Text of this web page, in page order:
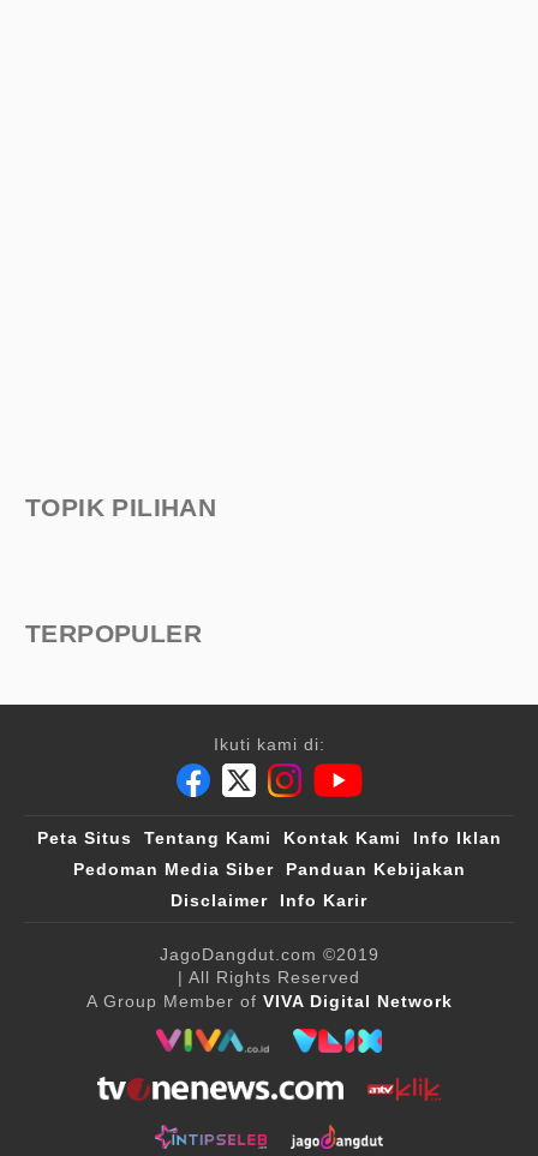
TOPIK PILIHAN
TERPOPULER
Ikuti kami di:
Peta Situs Tentang Kami Kontak Kami
Info Iklan
Pedoman Media Siber
Panduan Kebijakan
Disclaimer
Info Karir
JagoDangdut.com ©2019
| All Rights Reserved
A Group Member of VIVA Digital Network